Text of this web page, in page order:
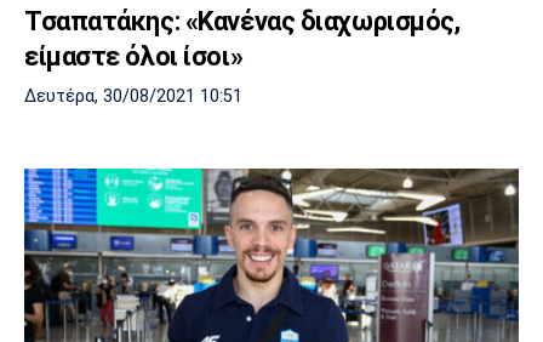
Τσαπατάκης: «Κανένας διαχωρισμός,
είμαστε όλοι ίσοι»
Δευτέρα, 30/08/2021 10:51